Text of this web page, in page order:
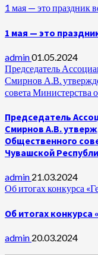
1 мая — это праздник
1 мая — это
admin01.05.2024
Председатель
Смирнов А.В.
совета Министерства
Председатель
Смирнов А.В.
Общественного
Чувашской
admin 21.03.2024
Об итогах конкурса
Об итогах конкурса
admin 20.03.2024